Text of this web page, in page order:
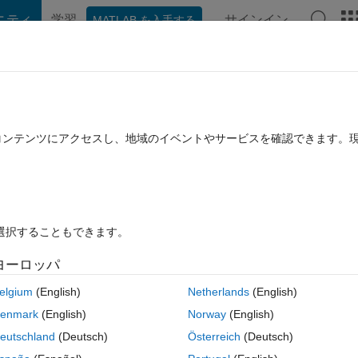
ティ 学習 MATLAB を入手する サインイン
order system
0 投票
order transfer function with Y axis to be linear not in db?
テンツにアクセスし、地域のイベントやサービスを確認できます。
することもできます。
ーロッパ
(English)
(English)
(Deutsch)
Netherlands(English)
Norway(English)
Österreich (Deutsch)